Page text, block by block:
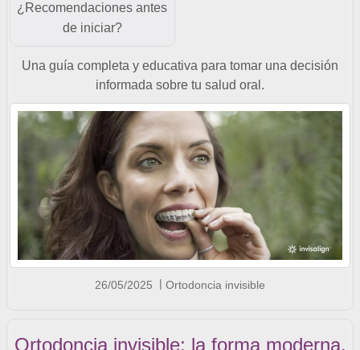
¿Recomendaciones antes
de iniciar?
Una guía completa y educativa para tomar una decisión
informada sobre tu salud oral.
26/05/2025 Ortodoncia invisible
Ortodoncia invisible: la forma moderna,